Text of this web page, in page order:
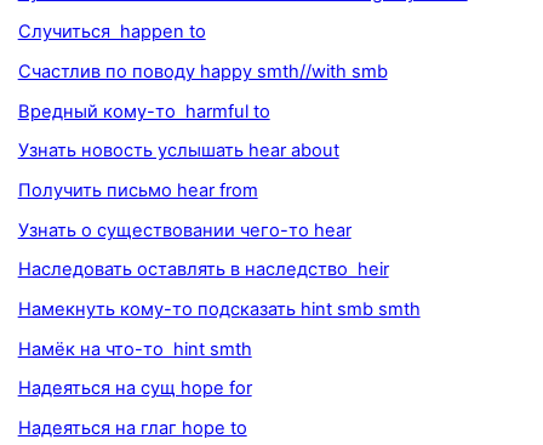
Случиться happen to
Счастлив по поводу happy smth//with smb
Вредный кому-то harmful to
Узнать новость услышать hear about
Получить письмо hear from
Узнать о существовании чего-то hear
Наследовать оставлять в наследство heir
Намекнуть кому-то подсказать hint smb smth
Намёк на что-то hint smth
Надеяться на сущ hope for
Надеяться на глаг hope to